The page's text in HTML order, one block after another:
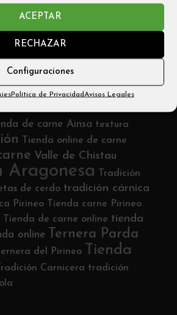
ACEPTAR
RECHAZAR
Configuraciones
Política de Privacidad Avisos Legales
680542705
de carne Ainsa textura
Tienda online de carne
Valle de Chistau
Aragonesa
Tradición
de cerdo tradición cárnica
Pirineo Tienda carne Pirineo
Tienda de carne online tienda
online Ternera Parda
del Pirineo
Tienda
Tradición Carnicera tradición